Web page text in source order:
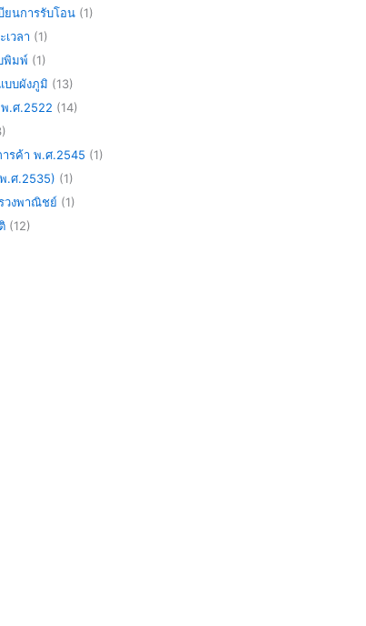
ยนการรับโอน(1)
วลา (1)
พิมพ์(1)
บผังภูมิ (13)
.ศ.2522 (14)
รค้า พ.ศ.2545 (1)
.ศ.2535) (1)
วงพาณิชย์(1)
(12)